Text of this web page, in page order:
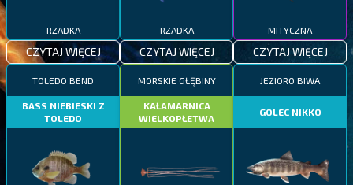
RZADKA
CZYTAJ WIĘCEJ
RZADKA
CZYTAJ WIĘCEJ
MITYCZNA
CZYTAJ WIĘCEJ
TOLEDO BEND
BASS NIEBIESKI Z
TOLEDO
MORSKIE GŁĘBINY
KAŁAMARNICA
WIELKOPŁETWA
JEZIORO BIWA
GOLEC NIKKO